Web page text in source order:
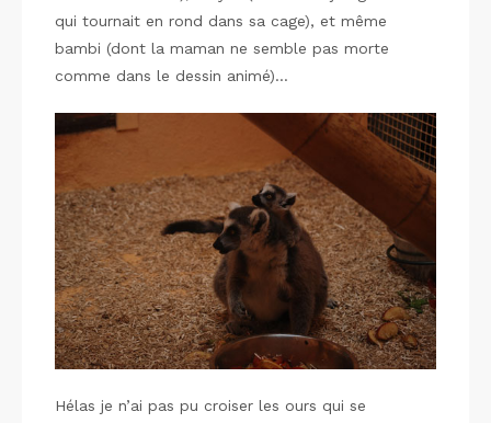
qui tournait en rond dans sa cage), et même
bambi (dont la maman ne semble pas morte
comme dans le dessin animé)…
Hélas je n’ai pas pu croiser les ours qui se